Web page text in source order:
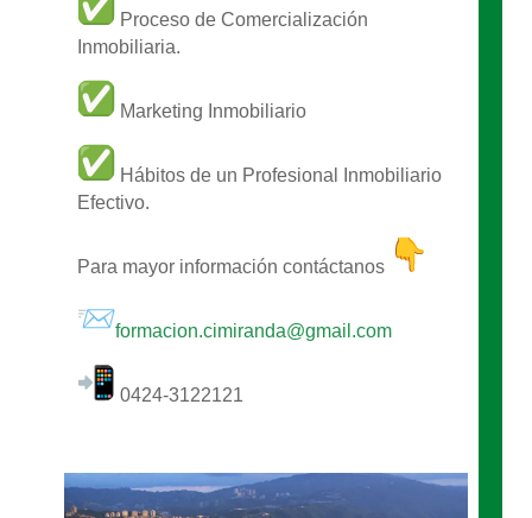
Proceso de Comercialización
Inmobiliaria.
Marketing Inmobiliario
Hábitos de un Profesional Inmobiliario
Efectivo.
Para mayor información contáctanos
formacion.cimiranda@gmail.com
0424-3122121